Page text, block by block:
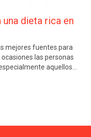
dieta rica en
mejores fuentes para
las personas
aquellos…